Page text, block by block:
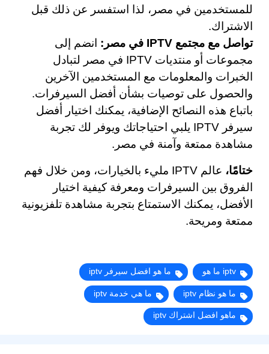
للمستخدمين في مصر، لذا استفسر عن ذلك قبل
الاشتراك.
تواصل مع مجتمع IPTV في مصر:
انضم إلى
مجموعات أو منتديات IPTV في مصر لتبادل
الخبرات والمعلومات مع المستخدمين الآخرين
والحصول على توصيات بشأن أفضل السيرفرات.
باتباع هذه النصائح الإضافية، يمكنك اختيار أفضل
سيرفر IPTV يلبي احتياجاتك ويوفر لك تجربة
مشاهدة ممتعة وآمنة في مصر.
ختامًا،
عالم IPTV مليء بالخيارات، ومن خلال فهم
الفروق بين السيرفرات ومعرفة كيفية اختيار
الأفضل، يمكنك الاستمتاع بتجربة مشاهدة تلفزيونية
ممتعة ومريحة.
iptv ما هو ما هو افضل سيرفر iptv
ما هو نظام iptv ما هي خدمة iptv
ماهو افضل اشتراك iptv